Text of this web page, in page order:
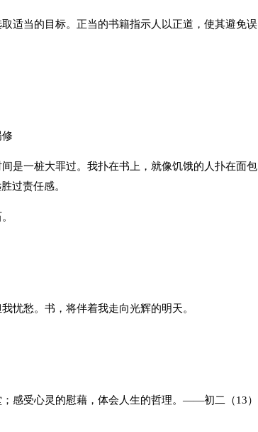
适当的目标。正当的书籍指示人以正道，使其避免误
是一桩大罪过。我扑在书上，就像饥饿的人扑在面包
过责任感。
忧愁。书，将伴着我走向光辉的明天。
感受心灵的慰藉，体会人生的哲理。——初二（13）